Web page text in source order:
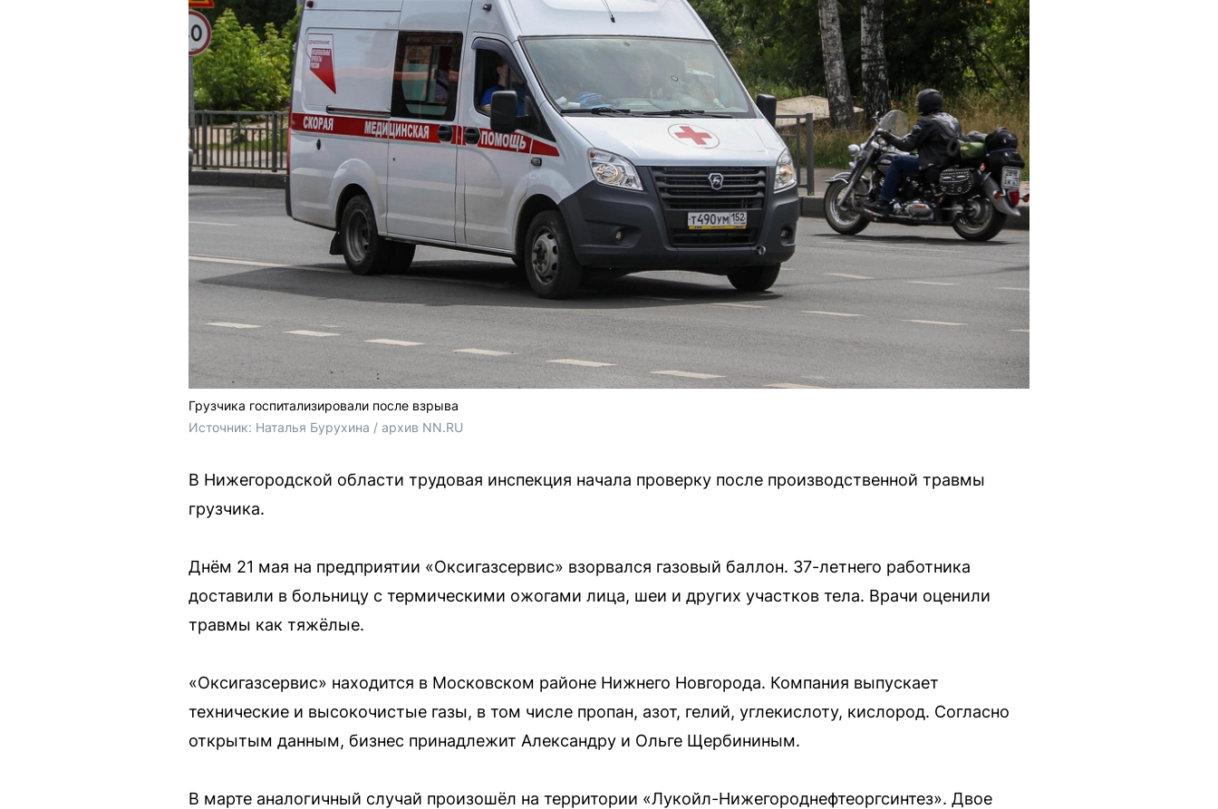
Грузчика госпитализировали после взрыва
Источник: Наталья Бурухина / архив NN.RU
В Нижегородской области трудовая инспекция начала проверку после производственной травмы
грузчика.
Днём 21 мая на предприятии «Оксигазсервис» взорвался газовый баллон. 37-летнего работника
доставили в больницу с термическими ожогами лица, шеи и других участков тела. Врачи оценили
травмы как тяжёлые.
«Оксигазсервис» находится в Московском районе Нижнего Новгорода. Компания выпускает
технические и высокочистые газы, в том числе пропан, азот, гелий, углекислоту, кислород. Согласно
открытым данным, бизнес принадлежит Александру и Ольге Щербининым.
В марте аналогичный случай произошёл на территории «Лукойл-Нижегороднефтеоргсинтез». Двое